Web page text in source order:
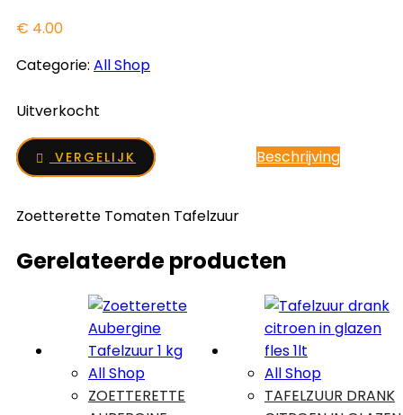
€ 4.00
Categorie: All Shop
Uitverkocht
VERGELIJK Beschrijving
Zoetterette Tomaten Tafelzuur
Gerelateerde producten
All Shop
ZOETTERETTE
All Shop
TAFELZUUR DRANK